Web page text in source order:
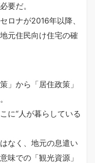
要だ。
ロナが2016年以降、
元住民向け住宅の確
」から「居住政策」
に“人が暮らしている
なく、地元の息遣い
味での「観光資源」